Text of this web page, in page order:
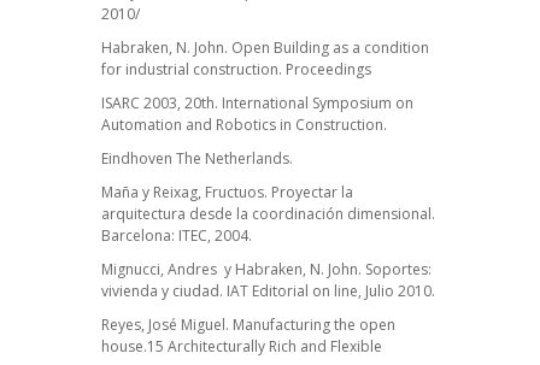
2010/
Habraken, N. John. Open Building as a condition
for industrial construction. Proceedings
ISARC 2003, 20th. International Symposium on
Automation and Robotics in Construction.
Eindhoven The Netherlands.
Maña y Reixag, Fructuos. Proyectar la
arquitectura desde la coordinación dimensional.
Barcelona: ITEC, 2004.
Mignucci, Andres y Habraken, N. John. Soportes:
vivienda y ciudad. IAT Editorial on line, Julio 2010.
Reyes, José Miguel. Manufacturing the open
house.15 Architecturally Rich and Flexible